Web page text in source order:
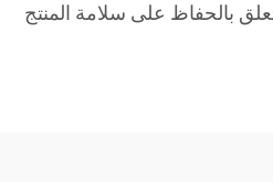
بالحفاظ على سلامة المنتج
ومخاوف التعامل مع